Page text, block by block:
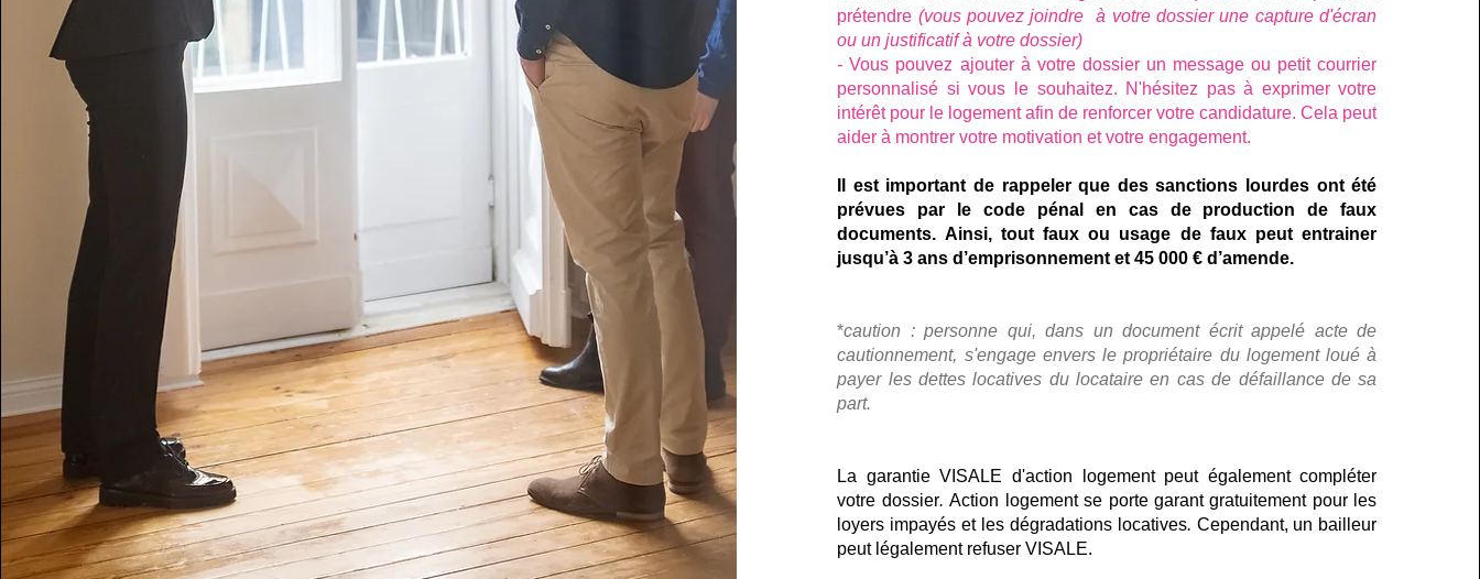
prétendre (vous pouvez joindre à votre dossier une capture d'écran
ou un justificatif à votre dossier)
-Vous pouvez ajouter à votre dossier un message ou petit courrier
personnalisé si vous le souhaitez. N'hésitez pas à exprimer votre
intérêt pour le logement afin de renforcer votre candidature. Cela peut
aider à montrer votre motivation et votre engagement.
Il est important de rappeler que des sanctions lourdes ont été
prévues par le code pénal en cas de production de faux
documents. Ainsi, tout faux ou usage de faux peut entrainer
jusqu’à 3 ans d’emprisonnement et 45 000 € d’amende.
*caution : personne qui, dans un document écrit appelé acte de
cautionnement, s'engage envers le propriétaire du logement loué à
payer les dettes locatives du locataire en cas de défaillance de sa
part.
La garantie VISALE d'action logement peut également compléter
votre dossier.Action logement se porte garant gratuitement pour les
loyers impayés et les dégradations locatives. Cependant, un bailleur
peut légalement refuser VISALE.